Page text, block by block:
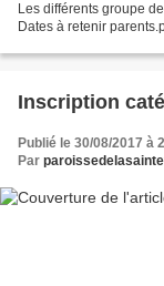
Les différents groupe
Dates à retenir
Inscription
Publié le 30/08/2017 à
Par